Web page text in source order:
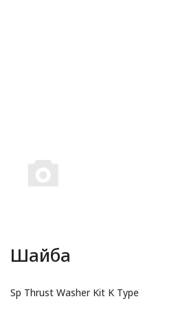
Шайба
Sp Thrust Washer Kit K Type